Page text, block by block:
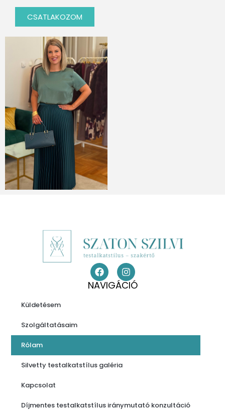
CSATLAKOZOM
NAVIGÁCIÓ
Küldetésem
Szolgáltatásaim
Rólam
Silvetty testalkatstílus galéria
Kapcsolat
Díjmentes testalkatstílus iránymutató konzultáció